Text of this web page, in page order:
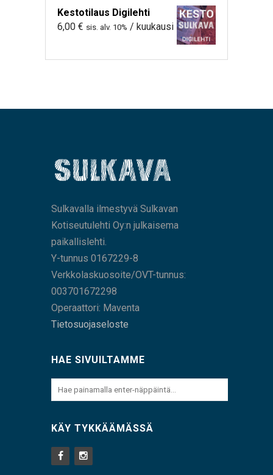
Kestotilaus Digilehti
6,00 € sis. alv. 10% / kuukausi
Sulkavalla ilmestyvä Sulkavan
Kotiseutulehti Oy:n julkaisema
paikallislehti.
Y-tunnus 0167229-8
Verkkolaskuosoite/OVT-tunnus:
003701672298
Operaattori: Maventa
Tietosuojaseloste
HAE SIVUILTAMME
KÄY TYKKÄÄMÄSSÄ